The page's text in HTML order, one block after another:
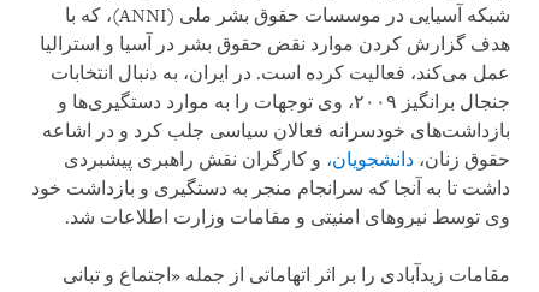
شبکه آسیایی در موسسات حقوق بشر ملی (ANNI)، که با
هدف گزارش کردن موارد نقض حقوق بشر در آسیا و استرالیا
عمل می‌کند، فعالیت کرده است. در ایران، به دنبال انتخابات
جنجال برانگیز ۲۰۰۹، وی توجهات را به موارد دستگیری‌ها و
بازداشت‌های خودسرانه فعالان سیاسی جلب کرد و در اشاعه
حقوق زنان، دانشجویان، و کارگران نقش راهبری پیشبردی
داشت تا به آنجا که سرانجام منجر به دستگیری و بازداشت خود
وی توسط نیروهای امنیتی و مقامات وزارت اطلاعات شد.
مقامات زیدآبادی را بر اثر اتهاماتی از جمله «اجتماع و تبانی